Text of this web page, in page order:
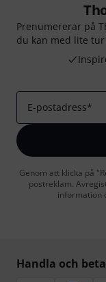
Prenumererar på
du kan med lite
E-postadress*
Genom att klicka på
postreklam.
information
Handla och